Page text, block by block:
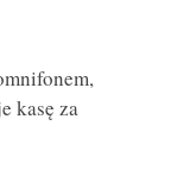
kasę za